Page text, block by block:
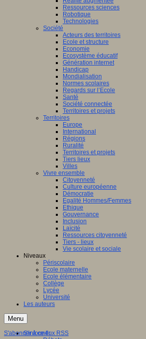
Ressources sciences
Robotique
Technologies
Société
Acteurs des territoires
Ecole et structure
Economie
Ecosystème éducatif
Génération internet
Handicap
Mondialisation
Normes scolaires
Regards sur l’Ecole
Santé
Société connectée
Territoires et projets
Territoires
Europe
International
Régions
Ruralité
Territoires et projets
Tiers lieux
Villes
Vivre ensemble
Citoyenneté
Culture européenne
Démocratie
Egalité Hommes/Femmes
Ethique
Gouvernance
Inclusion
Laïcité
Ressources citoyenneté
Tiers - lieux
Vie scolaire et sociale
Niveaux
Périscolaire
Ecole maternelle
Ecole élémentaire
Collège
Lycée
Université
Les auteurs
Menu
S'informer
S'abonner à ce flux RSS